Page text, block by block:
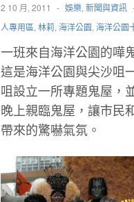
2 10 月, 2011 - 娛樂, 新聞與資訊
人專用區, 林莉, 海洋公園, 海洋公園
一班來自海洋公園的嘩
這是海洋公園與尖沙咀
咀設立一所專題鬼屋，
晚上親臨鬼屋，讓市民
帶來的驚嚇氣氛。